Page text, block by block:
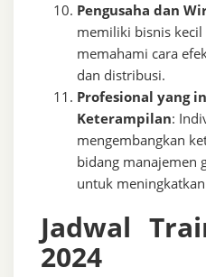
Pengusaha dan
memiliki bisnis
memahami cara
dan distribusi.
Profesional yang
Keterampilan:
mengembangkan
bidang manajemen
untuk
Jadwal
2024